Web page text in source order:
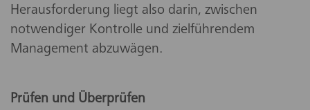
Herausforderung liegt also darin, zwischen
notwendiger Kontrolle und zielführendem
Management abzuwägen.
Prüfen und Überprüfen